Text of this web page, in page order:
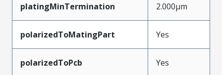
platingMinTermination 2.000µm
polarizedToMatingPart Yes
polarizedToPcb Yes